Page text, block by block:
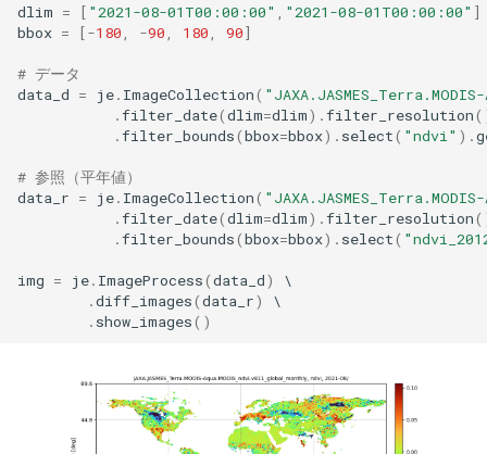
dlim = [ "2021-08-01T00:00:00" , "2021-08-01T00:00:00" ]
bbox = [-180, -90, 180, 90]
# データ
data_d = je. ImageCollection(
.filter_date(dlim=dlim) .filter_resolution
.filter_bounds(bbox=bbox) . select( "ndvi" ) .
# 参照（平年値）
data_r = je. ImageCollection(
.filter_date(dlim=dlim) .filter_resolution
.filter_bounds(bbox=bbox) . select(
img = je. ImageProcess(data_d)
.diff_images(data_r)
. show_images()